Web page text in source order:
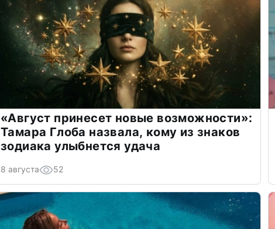
«Август принесет новые возможности»:
Тамара Глоба назвала, кому из знаков
зодиака улыбнется удача
8 августа 52